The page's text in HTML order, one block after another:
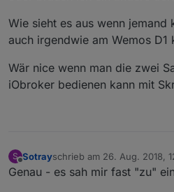
Wie sieht es aus wenn jemand
auch irgendwie am Wemos D1
Wär nice wenn man die zwei
iObroker bedienen kann mit
S Sotrayschrieb am 26. Aug. 2018,
zuletzt editiert von
Genau - es sah mir fast "zu"